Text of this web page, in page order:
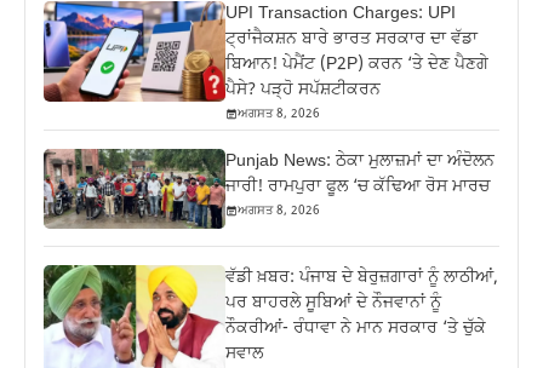
UPI Transaction Charges: UPI
ਟ੍ਰਾਂਜੈਕਸ਼ਨ ਬਾਰੇ ਭਾਰਤ ਸਰਕਾਰ ਦਾ ਵੱਡਾ
ਬਿਆਨ! ਪੇਮੈਂਟ (P2P) ਕਰਨ ‘ਤੇ ਦੇਣ ਪੈਣਗੇ
ਪੈਸੇ? ਪੜ੍ਹੋ ਸਪੱਸ਼ਟੀਕਰਨ
ਅਗਸਤ 8, 2026
Punjab News: ਠੇਕਾ ਮੁਲਾਜ਼ਮਾਂ ਦਾ ਅੰਦੋਲਨ
ਜਾਰੀ! ਰਾਮਪੁਰਾ ਫੂਲ ‘ਚ ਕੱਢਿਆ ਰੋਸ ਮਾਰਚ
ਅਗਸਤ 8, 2026
ਵੱਡੀ ਖ਼ਬਰ: ਪੰਜਾਬ ਦੇ ਬੇਰੁਜ਼ਗਾਰਾਂ ਨੂੰ ਲਾਠੀਆਂ,
ਪਰ ਬਾਹਰਲੇ ਸੂਬਿਆਂ ਦੇ ਨੌਜਵਾਨਾਂ ਨੂੰ
ਨੌਕਰੀਆਂ- ਰੰਧਾਵਾ ਨੇ ਮਾਨ ਸਰਕਾਰ ‘ਤੇ ਚੁੱਕੇ
ਸਵਾਲ